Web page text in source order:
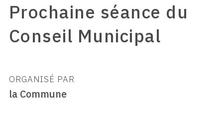
Prochaine séance du
Conseil Municipal
ORGANISÉ PAR
la Commune